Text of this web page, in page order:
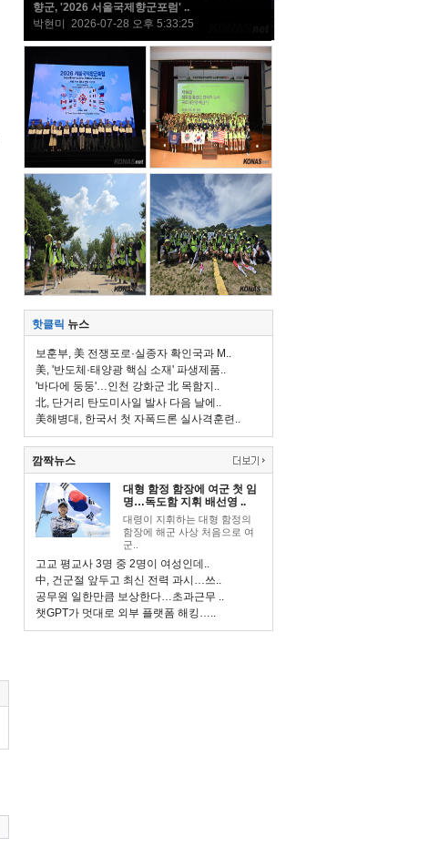
향군, '2026 서울국제향군포럼' ..
박현미 2026-07-28 오후 5:33:25
핫클릭 뉴스
보훈부, 美 전쟁포로·실종자 확인국과 M..
美, '반도체·태양광 핵심 소재' 파생제품..
'바다에 둥둥'…인천 강화군 北 목함지..
北, 단거리 탄도미사일 발사 다음 날에..
美해병대, 한국서 첫 자폭드론 실사격훈련..
깜짝뉴스
대형 함정 함장에 여군 첫 임
명…독도함 지휘 배선영 ..
대령이 지휘하는 대형 함정의
함장에 해군 사상 처음으로 여
군..
고교 평교사 3명 중 2명이 여성인데..
中, 건군절 앞두고 최신 전력 과시…쓰..
공무원 일한만큼 보상한다…초과근무 ..
챗GPT가 멋대로 외부 플랫폼 해킹…..